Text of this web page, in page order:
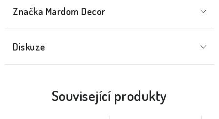
Značka Mardom Decor
Diskuze
Související produkty